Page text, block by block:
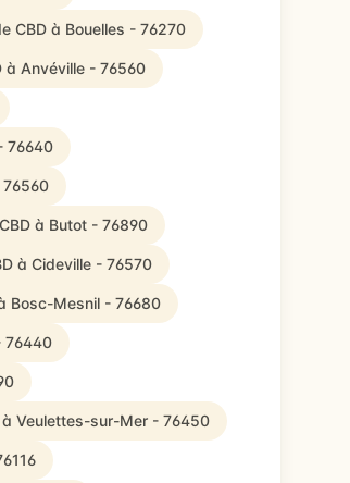
CBD à Bouelles - 76270
à Anvéville - 76560
76640
à Butot - 76890
à Cideville - 76570
Bosc-Mesnil - 76680
76440
Veulettes-sur-Mer - 76450